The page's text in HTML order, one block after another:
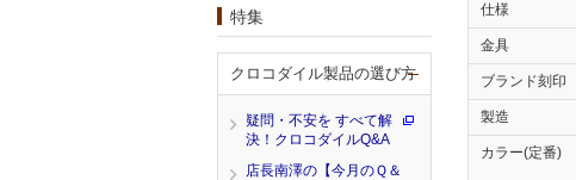
仕様
金具
ブランド刻印
製造
カラー(定番)
特集
クロコダイル製品の選び方
疑問・不安を すべて解
決！クロコダイルQ&A
店長南澤の【今月のＱ＆